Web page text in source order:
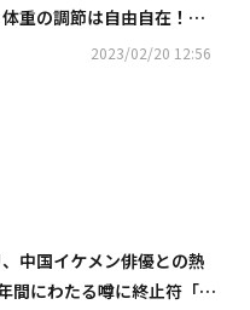
重の調節は自由自在！？
ため増量・減量を繰り返す
2023/02/20 12:56
中国イケメン俳優との熱
間にわたる噂に終止符「邪